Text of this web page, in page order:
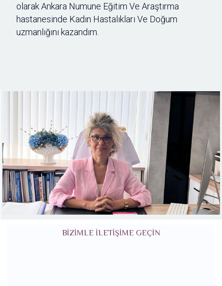
olarak Ankara Numune Eğitim Ve Araştırma
hastanesinde Kadın Hastalıkları Ve Doğum
uzmanlığını kazandım.
BIZIMLE ILETIŞIME GEÇIN